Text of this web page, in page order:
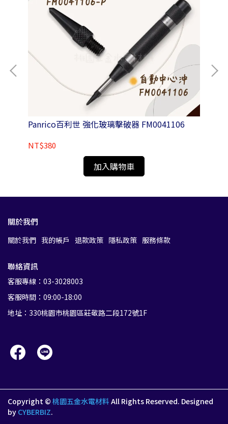
Panrico百利世 強化玻璃擊破器 FM0041106
NT$380
加入購物車
關於我們
關於我們 我的帳戶 退款政策 隱私政策 服務條款
聯絡資訊
客服專線：03-3028003
客服時間：09:00-18:00
地址：330桃園市桃園區莊敬路二段172號1F
Copyright © 桃園五金水電材料 All Rights Reserved. Designed
by CYBERBIZ.